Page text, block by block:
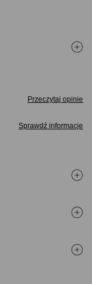
Przeczytaj opinie
Sprawdź informacje